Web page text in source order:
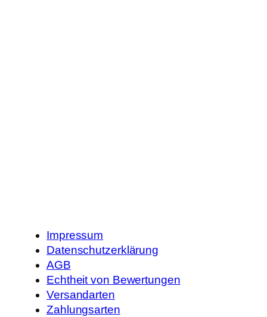
Impressum
Datenschutzerklärung
AGB
Echtheit von Bewertungen
Versandarten
Zahlungsarten